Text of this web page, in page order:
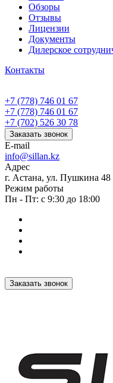
Обзоры
Отзывы
Лицензии
Документы
Дилерское
Контакты
+7 (778) 746 01 67
+7 (778) 746 01 67
+7 (702) 526 30 78
Заказать звонок
E-mail
info@sillan.kz
Адрес
г. Астана, ул. Пушкина 48
Режим работы
Пн - Пт: с 9:30 до 18:00
Заказать звонок